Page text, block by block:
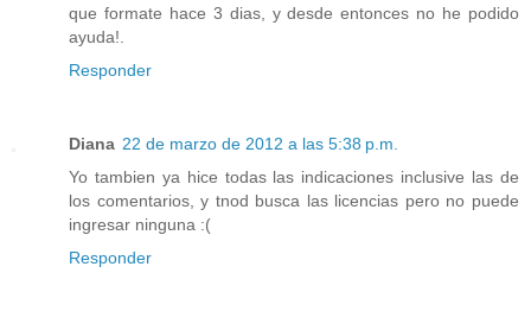
que formate hace 3 dias, y desde entonces no he podido
ayuda!.
Responder
Diana 22 de marzo de 2012 a las 5:38 p.m.
Yo tambien ya hice todas las indicaciones inclusive las de
los comentarios, y tnod busca las licencias pero no puede
ingresar ninguna :(
Responder